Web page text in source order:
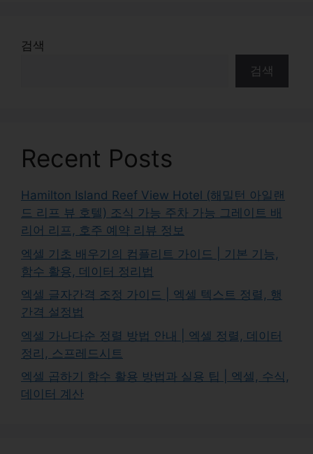
검색
검색
Recent Posts
Hamilton Island Reef View Hotel (해밀턴 아일랜
드 리프 뷰 호텔) 조식 가능 주차 가능 그레이트 배
리어 리프, 호주 예약 리뷰 정보
엑셀 기초 배우기의 컴플리트 가이드 | 기본 기능,
함수 활용, 데이터 정리법
엑셀 글자간격 조정 가이드 | 엑셀 텍스트 정렬, 행
간격 설정법
엑셀 가나다순 정렬 방법 안내 | 엑셀 정렬, 데이터
정리, 스프레드시트
엑셀 곱하기 함수 활용 방법과 실용 팁 | 엑셀, 수식,
데이터 계산